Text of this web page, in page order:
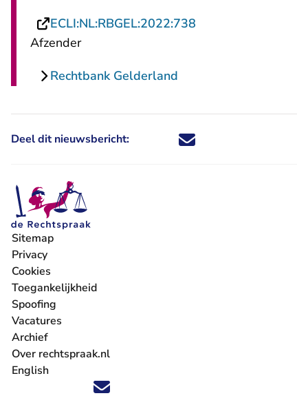
ECLI:NL:RBGEL:2022:738
Afzender
Rechtbank Gelderland
Deel dit nieuwsbericht: Deel dit nieuwsbericht via X -
Deel dit nieuwsbericht via
Deel dit nieuwsbericht
Deel dit
Volg ons op X (Twitter) - U verlaat Rechtspraak.nl
Volg ons op Facebook - U verlaat Rechtspraak.nl
Volg ons op Instagram - U verlaat Rechtspraak.nl
Volg ons op Youtube - U verlaat Rechtspraak.nl
Volg ons op LinkedIn - U verlaat
'Blijf op de hoogte' nieuwsbrief - U verlaat
Sitemap
Privacy
Cookies
Toegankelijkheid
Spoofing
Vacatures
- U verlaat Rechtspraak.nl
Archief
Over rechtspraak.nl
English